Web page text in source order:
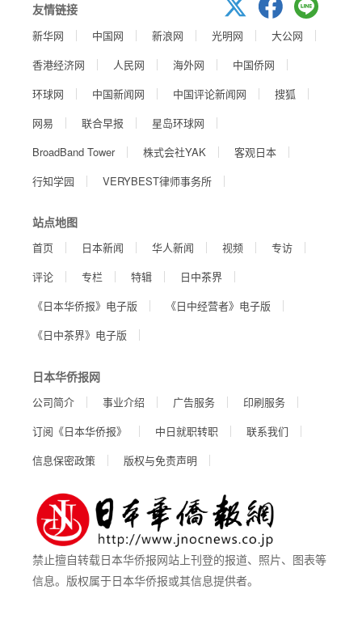
友情链接
新华网 中国网 新浪网 光明网
大公网
香港经济网
人民网 海外网
中国侨网
环球网
中国新闻网 中国评论新闻网
搜狐
网易
联合早报
星岛环球网
BroadBand Tower
株式会社YAK
客观日本
行知学园
VERYBEST律师事务所
站点地图
首页 日本新闻 华人新闻 视频
专访
评论
专栏 特辑
日中茶界
《日本华侨报》电子版
《日中经营者》电子版
《日中茶界》电子版
日本华侨报网
公司简介 事业介绍 广告服务
印刷服务
订阅《日本华侨报》
中日就职转职
联系我们
信息保密政策
版权与免责声明
禁止擅自转载日本华侨报网站上刊登的报道、照片、图表等
信息。版权属于日本华侨报或其信息提供者。